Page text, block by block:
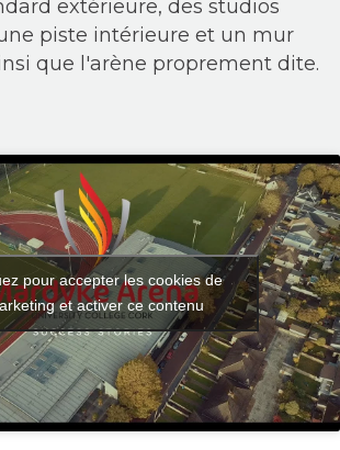
extérieure, des studios
piste intérieure et un mur
que l'arène proprement dite.
pour accepter les cookies de
et activer ce contenu